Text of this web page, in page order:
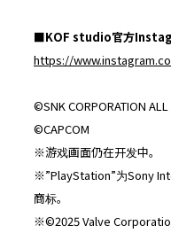
■KOF studio官方
https://
©SNK CORPORATION ALL
©CAPCOM
※游戏画面仍在开发中。
※”PlayStation”为Sony
商标。
※©2025 Valve